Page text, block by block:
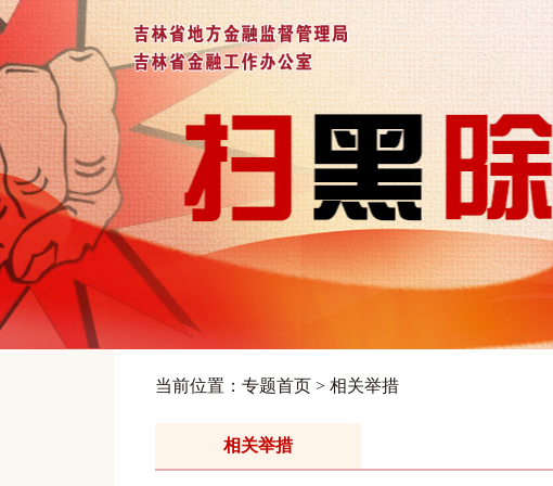
当前位置： 专题首页 > 相关举措
相关举措